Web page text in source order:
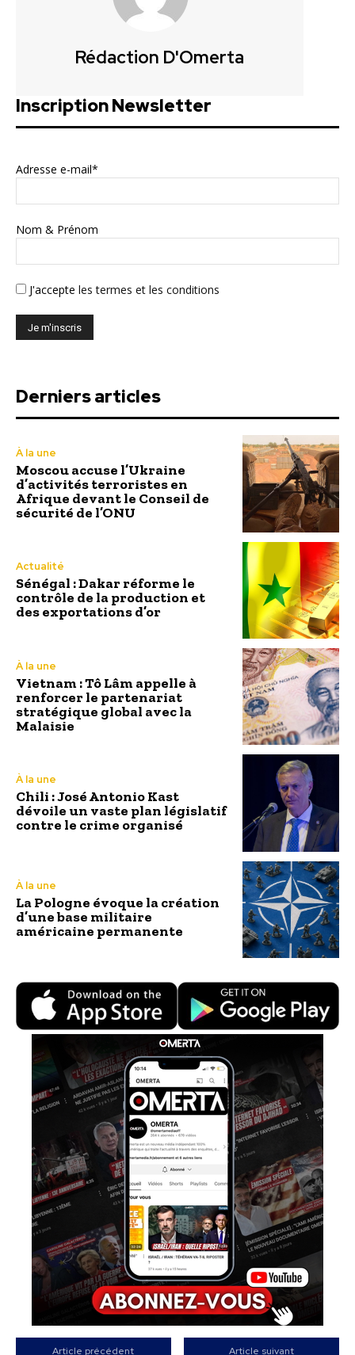
Rédaction D'Omerta
Inscription Newsletter
Adresse e-mail*
Nom & Prénom
J'accepte les termes et les conditions
Derniers articles
À la une
Moscou accuse l’Ukraine
d’activités terroristes en
Afrique devant le Conseil de
sécurité de l’ONU
Actualité
Sénégal : Dakar réforme le
contrôle de la production et
des exportations d’or
À la une
Vietnam : Tô Lâm appelle à
renforcer le partenariat
stratégique global avec la
Malaisie
À la une
Chili : José Antonio Kast
dévoile un vaste plan législatif
contre le crime organisé
À la une
La Pologne évoque la création
d’une base militaire
américaine permanente
Article précédent Article suivant